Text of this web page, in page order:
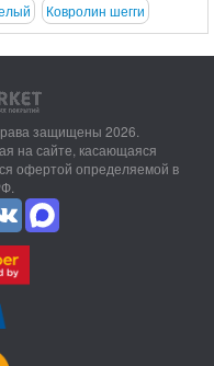
Ковролин шегги
защищены 2026.
на сайте, касающаяся
офертой определяемой в